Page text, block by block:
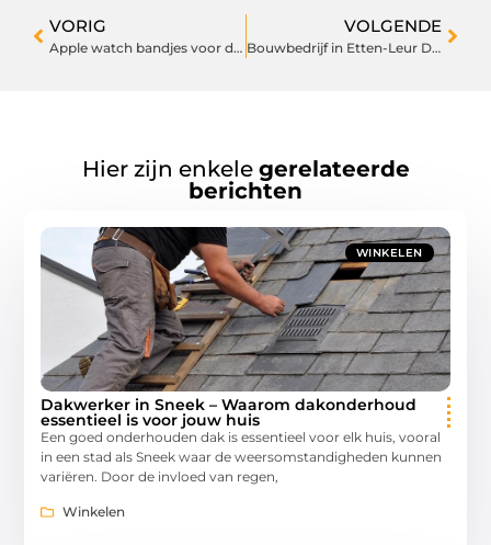
VORIG
Apple watch bandjes voor dummies
VOLGENDE
Bouwbedrijf in Etten-Leur Dat Uw Woningdromen Waarmaakt
Hier zijn enkele gerelateerde
berichten
WINKELEN
Dakwerker in Sneek – Waarom dakonderhoud
essentieel is voor jouw huis
Een goed onderhouden dak is essentieel voor elk huis, vooral
in een stad als Sneek waar de weersomstandigheden kunnen
variëren. Door de invloed van regen,
Winkelen